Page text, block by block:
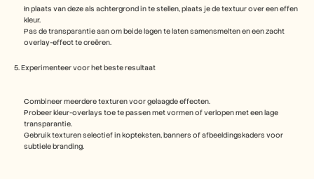
In plaats van deze als achtergrond in te stellen, plaats je de textuur over een effen
kleur.
Pas de transparantie aan om beide lagen te laten samensmelten en een zacht
overlay-effect te creëren.
5. Experimenteer voor het beste resultaat
Combineer meerdere texturen voor gelaagde effecten.
Probeer kleur-overlays toe te passen met vormen of verlopen met een lage
transparantie.
Gebruik texturen selectief in kopteksten, banners of afbeeldingskaders voor
subtiele branding.